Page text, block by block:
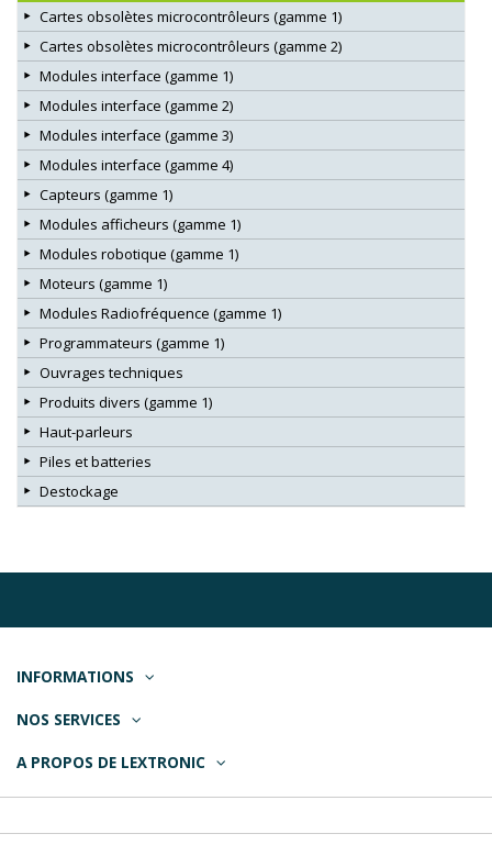
Cartes obsolètes microcontrôleurs (gamme 1)
Cartes obsolètes microcontrôleurs (gamme 2)
Modules interface (gamme 1)
Modules interface (gamme 2)
Modules interface (gamme 3)
Modules interface (gamme 4)
Capteurs (gamme 1)
Modules afficheurs (gamme 1)
Modules robotique (gamme 1)
Moteurs (gamme 1)
Modules Radiofréquence (gamme 1)
Programmateurs (gamme 1)
Ouvrages techniques
Produits divers (gamme 1)
Haut-parleurs
Piles et batteries
Destockage
INFORMATIONS
NOS SERVICES
A PROPOS DE LEXTRONIC